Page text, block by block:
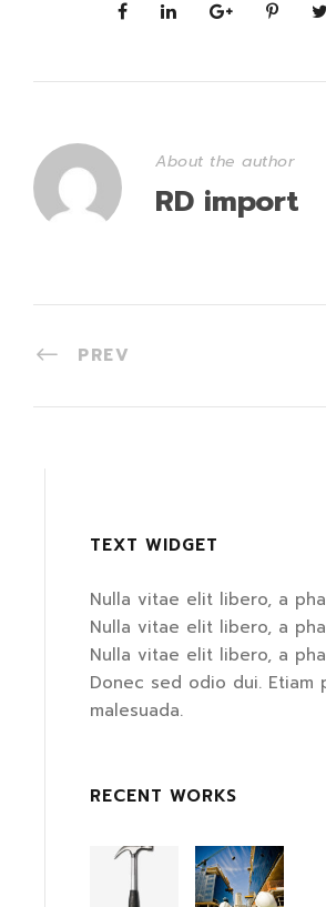
About the author
RD import
PREV
TEXT WIDGET
Nulla vitae elit libero, a
Nulla vitae elit libero, a
Nulla vitae elit libero, a
Donec sed odio dui. Etiam
malesuada.
RECENT WORKS